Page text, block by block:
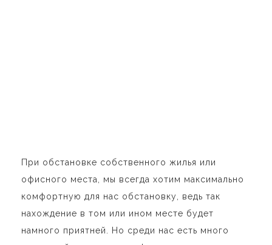
При обстановке собственного жилья или
офисного места, мы всегда хотим максимально
комфортную для нас обстановку, ведь так
нахождение в том или ином месте будет
намного приятней. Но среди нас есть много